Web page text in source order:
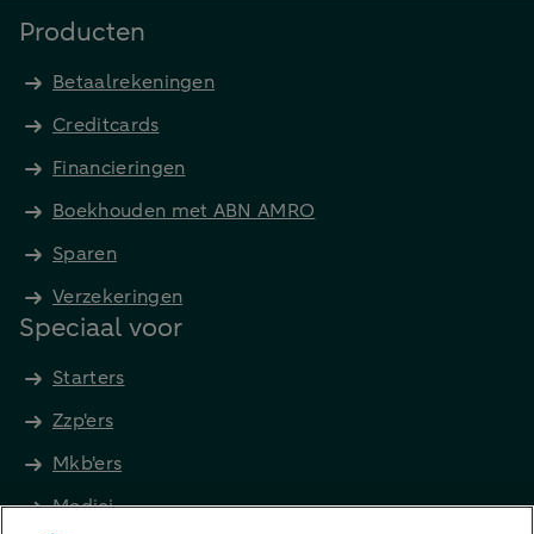
Producten
Betaalrekeningen
Creditcards
Financieringen
Boekhouden met ABN AMRO
Sparen
Verzekeringen
Speciaal voor
Starters
Zzp'ers
Mkb'ers
Medici